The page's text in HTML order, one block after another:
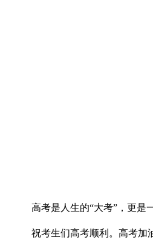
高考是人生的“大考”，更是一
祝考生们高考顺利。高考加